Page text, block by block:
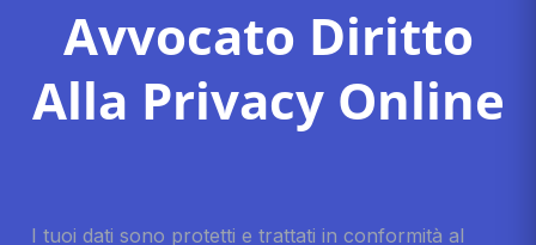
Avvocato Diritto
Alla Privacy Online